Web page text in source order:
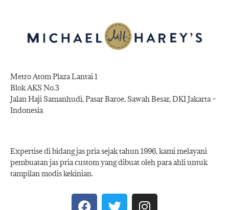
Metro Atom Plaza Lantai 1
Blok AKS No.3
Jalan Haji Samanhudi, Pasar Baroe, Sawah Besar, DKI Jakarta –
Indonesia
Expertise di bidang jas pria sejak tahun 1996, kami melayani
pembuatan jas pria custom yang dibuat oleh para ahli untuk
tampilan modis kekinian.